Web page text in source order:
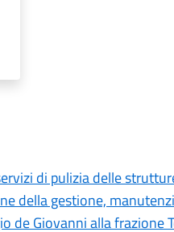
di pulizia delle
della gestione,
de Giovanni alla frazione